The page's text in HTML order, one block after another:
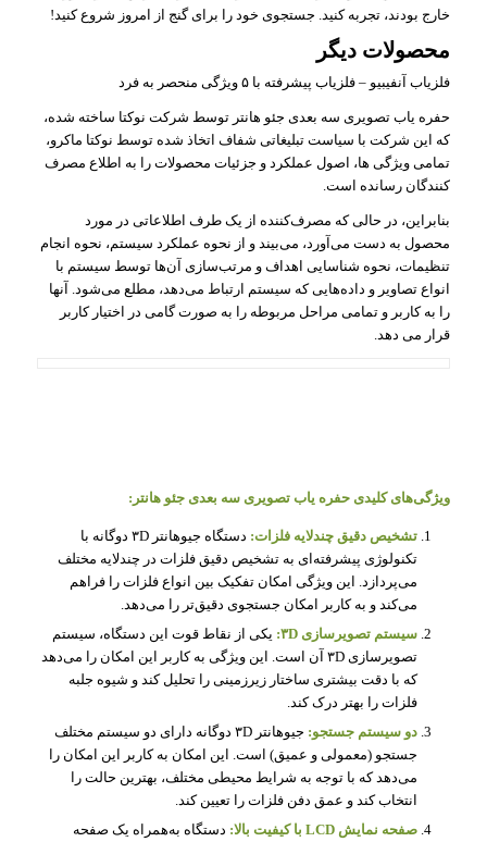
خارج بودند، تجربه کنید. جستجوی خود را برای گنج از امروز شروع کنید!
محصولات دیگر
فلزیاب آنفیبیو – فلزیاب پیشرفته با ۵ ویژگی منحصر به فرد
حفره یاب تصویری سه بعدی جئو هانتر توسط شرکت نوکتا ساخته شده،
که این شرکت با سیاست تبلیغاتی شفاف اتخاذ شده توسط نوکتا ماکرو،
تمامی ویژگی ها، اصول عملکرد و جزئیات محصولات را به اطلاع مصرف
کنندگان رسانده است.
بنابراین، در حالی که مصرف‌کننده از یک طرف اطلاعاتی در مورد
محصول به دست می‌آورد، می‌بیند و از نحوه عملکرد سیستم، نحوه انجام
تنظیمات، نحوه شناسایی اهداف و مرتب‌سازی آن‌ها توسط سیستم با
انواع تصاویر و داده‌هایی که سیستم ارتباط می‌دهد، مطلع می‌شود. آنها
را به کاربر و تمامی مراحل مربوطه را به صورت گامی در اختیار کاربر
قرار می دهد.
ویژگی‌های کلیدی حفره یاب تصویری سه بعدی جئو هانتر:
تشخیص دقیق چندلایه فلزات:
دستگاه جیوهانتر ۳D دوگانه با
تکنولوژی پیشرفته‌ای به تشخیص دقیق فلزات در چندلایه مختلف
می‌پردازد. این ویژگی امکان تفکیک بین انواع فلزات را فراهم
می‌کند و به کاربر امکان جستجوی دقیق‌تر را می‌دهد.
سیستم تصویرسازی ۳D:
یکی از نقاط قوت این دستگاه، سیستم
تصویرسازی ۳D آن است. این ویژگی به کاربر این امکان را می‌دهد
که با دقت بیشتری ساختار زیرزمینی را تحلیل کند و شیوه جلبه
فلزات را بهتر درک کند.
دو سیستم جستجو:
جیوهانتر ۳D دوگانه دارای دو سیستم مختلف
جستجو (معمولی و عمیق) است. این امکان به کاربر این امکان را
می‌دهد که با توجه به شرایط محیطی مختلف، بهترین حالت را
انتخاب کند و عمق دفن فلزات را تعیین کند.
صفحه نمایش LCD با کیفیت بالا:
دستگاه به‌همراه یک صفحه